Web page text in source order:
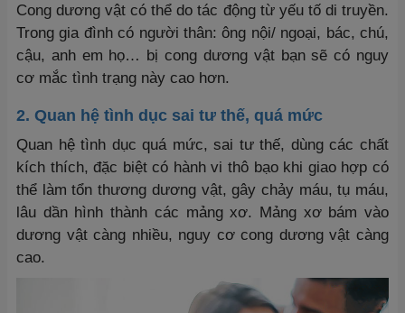
Cong dương vật có thể do tác động từ yếu tố di truyền.
Trong gia đình có người thân: ông nội/ ngoại, bác, chú,
cậu, anh em họ… bị cong dương vật bạn sẽ có nguy
cơ mắc tình trạng này cao hơn.
2. Quan hệ tình dục sai tư thế, quá mức
Quan hệ tình dục quá mức, sai tư thế, dùng các chất
kích thích, đặc biệt có hành vi thô bạo khi giao hợp có
thể làm tổn thương dương vật, gây chảy máu, tụ máu,
lâu dần hình thành các mảng xơ. Mảng xơ bám vào
dương vật càng nhiều, nguy cơ cong dương vật càng
cao.